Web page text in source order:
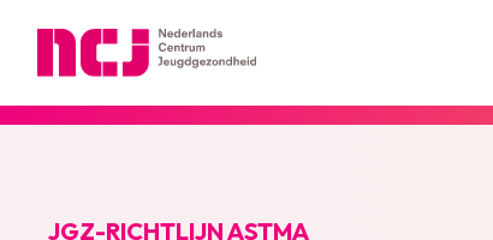
JGZ-RICHTLIJN ASTMA